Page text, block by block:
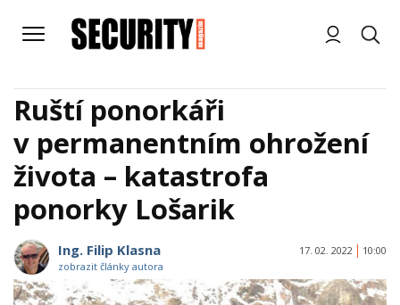
Ruští ponorkáři
v permanentním ohrožení
života – katastrofa
ponorky Lošarik
Ing. Filip Klasna
zobrazit články autora
17. 02. 2022 10:00